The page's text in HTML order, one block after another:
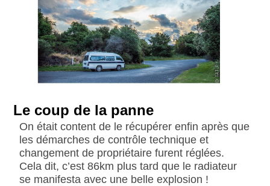
Le coup de la panne
On était content de le récupérer enfin après que
les démarches de contrôle technique et
changement de propriétaire furent réglées.
Cela dit, c’est 86km plus tard que le radiateur
se manifesta avec une belle explosion !